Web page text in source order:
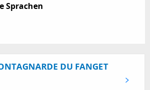
Sprachen
Sprachen
DU FANGET